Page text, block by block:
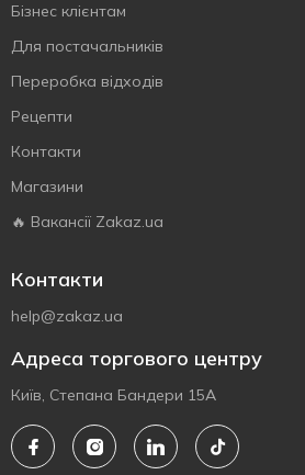
Бізнес клієнтам
Для постачальників
Переробка відходів
Рецепти
Контакти
Магазини
🔥 Вакансії Zakaz.ua
Контакти
help@zakaz.ua
Адреса торгового центру
Київ, Степана Бандери 15А